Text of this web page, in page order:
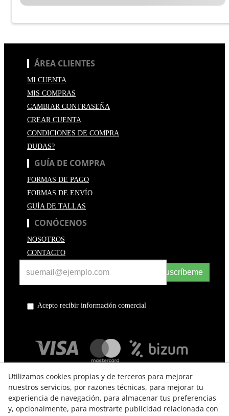
ÁREA CLIENTES
MI CUENTA
MIS COMPRAS
CAMBIAR CONTRASEÑA
CREAR CUENTA
CONDICIONES DE COMPRA
DUDAS?
GUÍA DE COMPRA
FORMAS DE PAGO
FORMAS DE ENVÍO
GUÍA DE TALLAS
CONÓCENOS
NOSOTROS
CONTACTO
Suscríbeme
Acepto recibir información comercial
Utilizamos cookies propias y de terceros para mejorar
nuestros servicios, por razones técnicas, para mejorar tu
experiencia de navegación, para almacenar tus preferencias
y, opcionalmente, para mostrarte publicidad relacionada con